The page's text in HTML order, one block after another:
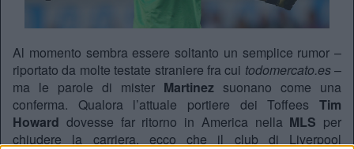
Al momento sembra essere soltanto un semplice rumor –
riportato da molte testate straniere fra cui todomercato.es–
ma le parole di mister Martinez suonano come una
conferma. Qualora l’attuale portiere dei Toffees Tim
Howard dovesse far ritorno in America nella MLS per
chiudere la carriera, ecco che il club di Liverpool